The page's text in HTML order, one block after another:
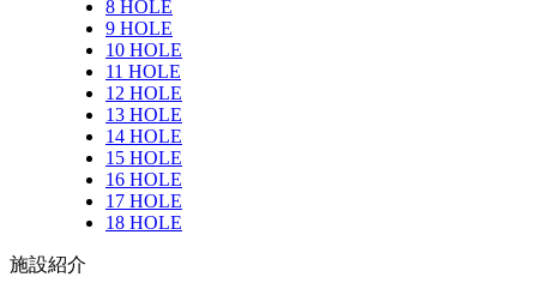
8 HOLE
9 HOLE
10 HOLE
11 HOLE
12 HOLE
13 HOLE
14 HOLE
15 HOLE
16 HOLE
17 HOLE
18 HOLE
施設紹介